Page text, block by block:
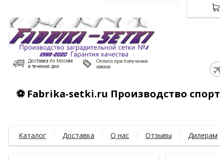
⚽ Fabrika-setki.ru Производство
Каталог Доставка О нас Отзывы Дилерам